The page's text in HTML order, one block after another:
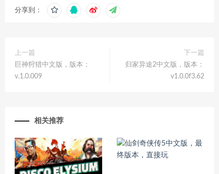
分享到：
上一篇
巨神狩猎中文版，版本：
v.1.0.009
下一篇
归家异途2中文版，版本：
v1.0.0f3.62
相关推荐